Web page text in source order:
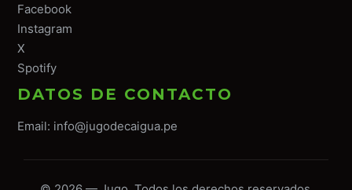
Facebook
Instagram
X
Spotify
DATOS DE CONTACTO
Email: info@jugodecaigua.pe